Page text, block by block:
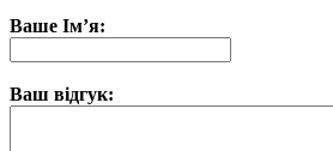
Ваше Ім’я:
Ваш відгук: